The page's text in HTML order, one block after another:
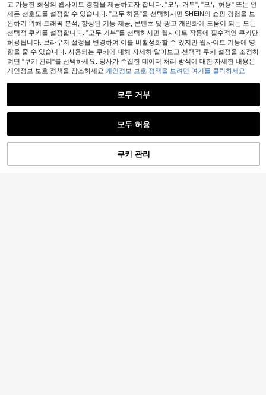
48% 할인! 장바구니 담기
고 가능한 최상의 웹사이트 경험을 제공하고자 합니다. "모두 거부", "모두 허용" 또는 언
제든 선호도를 설정할 수 있습니다. "모두 허용"을 선택하시면 SHEIN의 쇼핑 경험을 보
완하기 위해 트래픽 분석, 향상된 기능 제공, 콘텐츠 및 광고 개인화에 도움이 되는 모든
선택적 쿠키를 설정합니다. "모두 거부"를 선택하시면 웹사이트 작동에 필수적인 쿠키만
허용됩니다. 브라우저 설정을 변경하여 이를 비활성화할 수 있지만 웹사이트 기능에 영
향을 줄 수 있습니다. 사용되는 쿠키에 대해 자세히 알아보고 선택적 쿠키 설정을 조정하
려면 "쿠키 관리"를 선택하세요. 당사가 수집한 데이터 처리 방식에 대한 자세한 내용은
개인정보 보호 정책을 참조하세요. 개인정보 보호 정책을 보려면 여기를 클릭하세요.
모두 거부
모두 허용
쿠키 관리